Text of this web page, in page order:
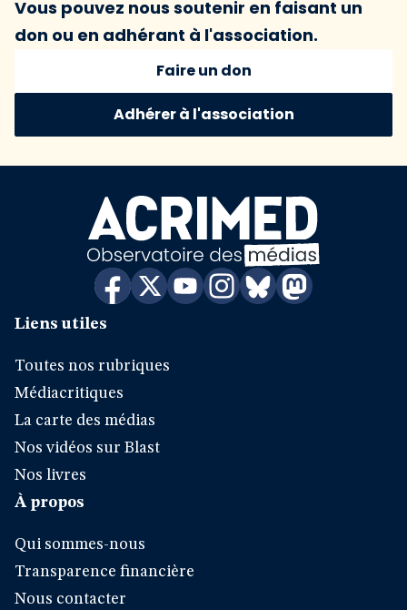
Vous pouvez nous soutenir en faisant un
don ou en adhérant à l'association.
Faire un don
Adhérer à l'association
Liens utiles
Toutes nos rubriques
Médiacritiques
La carte des médias
Nos vidéos sur Blast
Nos livres
À propos
Qui sommes-nous
Transparence financière
Nous contacter